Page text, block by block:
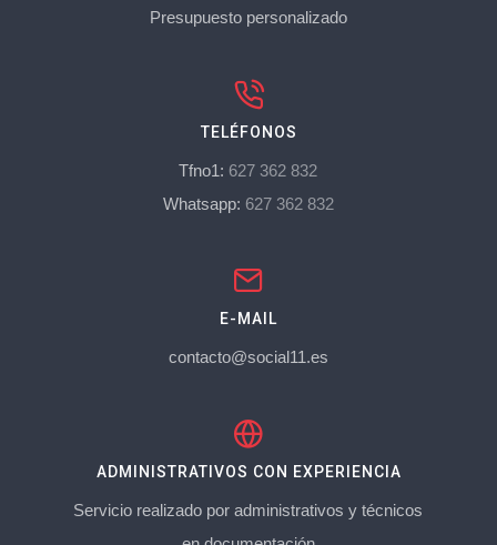
Presupuesto personalizado
TELÉFONOS
Tfno1: 627 362 832
Whatsapp: 627 362 832
E-MAIL
contacto@social11.es
ADMINISTRATIVOS CON EXPERIENCIA
Servicio realizado por administrativos y técnicos